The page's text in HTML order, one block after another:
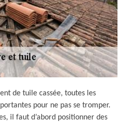
de tuile cassée, toutes les
pour ne pas se tromper.
il faut d’abord positionner des